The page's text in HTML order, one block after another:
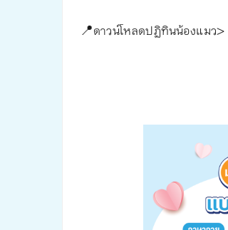
📍ดาวน์โหลดปฏิทินน้องแมว>